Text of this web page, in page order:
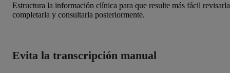
Estructura la información clínica para que resulte más fácil
completarla y consultarla posteriormente.
Evita la transcripción manual